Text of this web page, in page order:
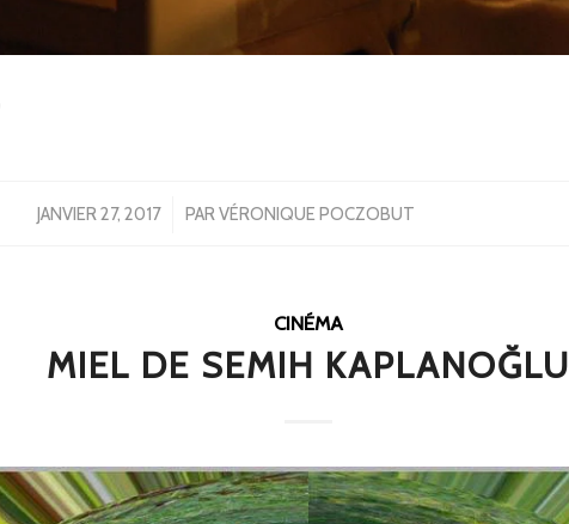
JANVIER 27, 2017
/ PARVÉRONIQUE POCZOBUT
CINÉMA
MIEL DE SEMIH KAPLANOĞLU